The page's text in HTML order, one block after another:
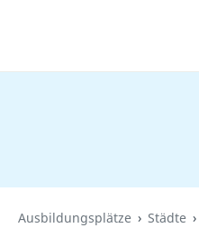
Ausbildungsplätze Städte